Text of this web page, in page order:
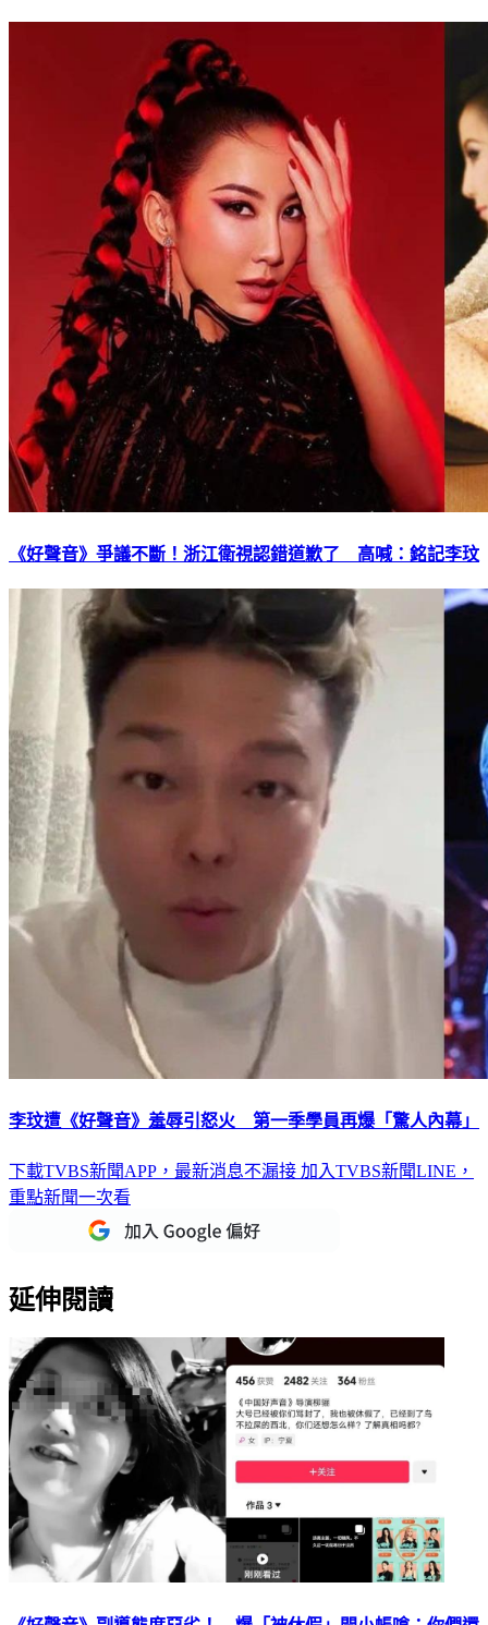
《好聲音》爭議不斷！浙江衛視認錯道歉了 高喊：銘記李玟
李玟遭《好聲音》羞辱引怒火 第一季學員再爆「驚人內幕」
下載TVBS新聞APP，最新消息不漏接 加入TVBS新聞LINE，
重點新聞一次看
延伸閱讀